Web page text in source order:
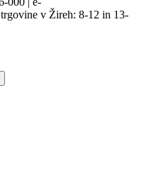
v Žireh: 8-12 in 13-